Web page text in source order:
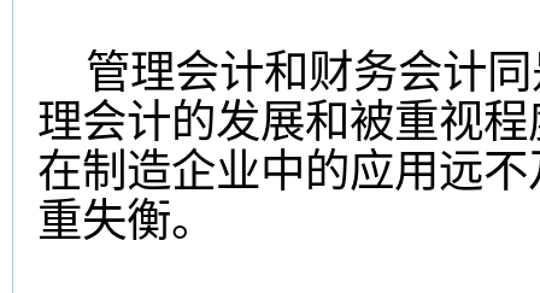
管理会计和财务会计同
理会计的发展和被重视
在制造企业中的应用远
重失衡。